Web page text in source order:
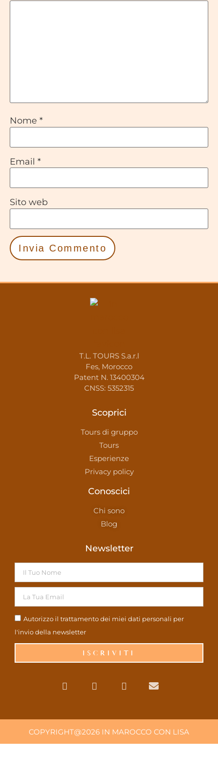
Nome *
Email *
Sito web
T.L. TOURS S.a.r.l
Fes, Morocco
Patent N. 13400304
CNSS: 5352315
Scoprici
Tours di gruppo
Tours
Esperienze
Privacy policy
Conoscici
Chi sono
Blog
Newsletter
Autorizzo il trattamento dei miei dati personali per
l'invio della newsletter
ISCRIVITI
COPYRIGHT@2026 IN MAROCCO CON LISA